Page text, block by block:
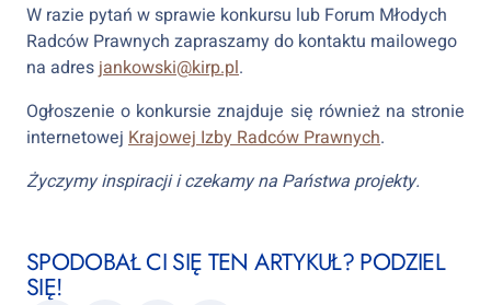
W razie pytań w sprawie konkursu lub Forum Młodych
Radców Prawnych zapraszamy do kontaktu mailowego
na adres jankowski@kirp.pl.
Ogłoszenie o konkursie znajduje się również na stronie
internetowej Krajowej Izby Radców Prawnych.
Życzymy inspiracji i czekamy na Państwa projekty.
SPODOBAŁ CI SIĘ TEN ARTYKUŁ? PODZIEL
SIĘ!